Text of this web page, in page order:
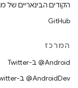
הקודים הבינאריים של
GitHub
המרכז
‎@Android ב-Twitter
‎@AndroidDev ב-Twitter